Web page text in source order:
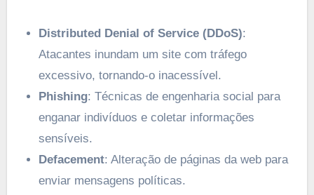
Distributed Denial of Service (DDoS):
Atacantes inundam um site com tráfego
excessivo, tornando-o inacessível.
Phishing: Técnicas de engenharia social para
enganar indivíduos e coletar informações
sensíveis.
Defacement: Alteração de páginas da web para
enviar mensagens políticas.